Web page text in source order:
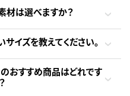
材は選べますか？
イズを教えてください。
おすすめ商品はどれです